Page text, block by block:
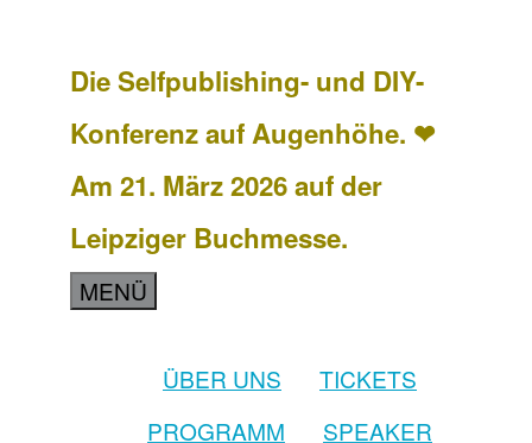
Die Selfpublishing- und DIY-
Konferenz auf Augenhöhe. ❤
Am 21. März 2026 auf der
Leipziger Buchmesse.
MENÜ
ÜBER UNS
TICKETS
PROGRAMM
SPEAKER